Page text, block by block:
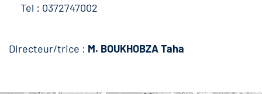
Tel : 0372747002
Directeur/trice : M. BOUKHOBZA Taha